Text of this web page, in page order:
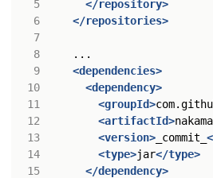
5
6
7
8
9
10
13
14
15
</repository>
</repositories>
<dependencies>
<dependency>
<groupId>
<artifactId>
<version> _commit_
<type>jar</type>
</dependency>